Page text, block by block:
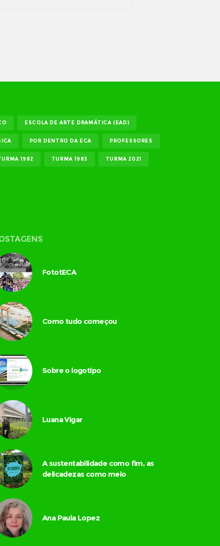
ESCOLA DE ARTE DRAMÁTICA (EAD)
POR DENTRO DA ECA PROFESSORES
1982 TURMA 1983 TURMA 2021
FototECA
Como tudo começou
Sobre o logotipo
Luana Vigar
A sustentabilidade como fim, as
delicadezas como meio
Ana Paula Lopez